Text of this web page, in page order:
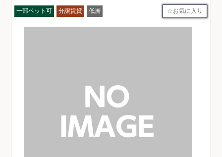
一部ペット可 分譲賃貸 低層 お気に入り